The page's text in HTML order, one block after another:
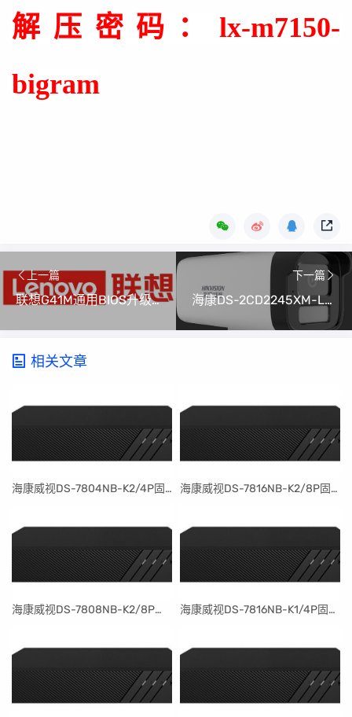
解压密码： lx-m7150-
bigram
上一篇
联想G41M通用BIOS升级固件90KT23CUS
下一篇
海康DS-2CD2245XM-LGLSET(4mm)V5.7.10_2206074升级程序
相关文章
​海康威视DS-7804NB-K2/4P固件升级包V4.30.097build240401 ​海康威视DS-7816NB-K2/8P固件升级包V4.30.097build240401
​海康威视DS-7808NB-K2/8P固件升级包V4.30.097build240401 ​海康威视DS-7816NB-K1/4P固件升级包V4.30.097build240401